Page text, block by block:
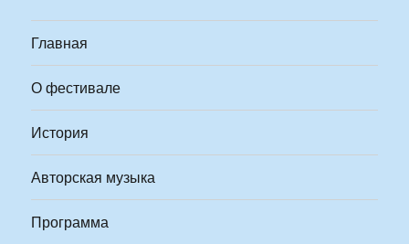
Главная
О фестивале
История
Авторская музыка
Программа